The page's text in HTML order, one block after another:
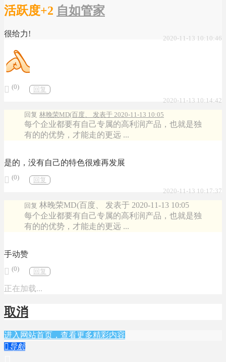
活跃度+2 自如管家
很给力!
2020-11-13 10:10:46
 (0)
回复
2020-11-13 10:14:42
回复 林晚荣MD(百度、 发表于 2020-11-13 10:05
每个企业都要有自己专属的高利润产品，也就是独
有的的优势，才能走的更远 ...
是的，没有自己的特色很难再发展
 (0)
回复
2020-11-13 10:17:37
回复 林晚荣MD(百度、 发表于 2020-11-13 10:05
每个企业都要有自己专属的高利润产品，也就是独
有的的优势，才能走的更远 ...
手动赞
 (0) 回复
正在加载...
取消
进入网站首页，查看更多精彩内容
导航